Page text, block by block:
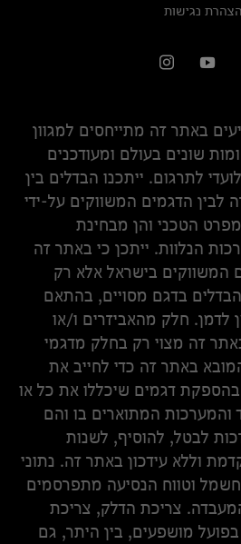
הצהרת נגישות
באתר זה מתייחסים למגוון
שונים בעולם ומעודכנים
לתרגום. ייתכנו הבדלים בין
לבין הדגמים המשווקים על-ידי
הטכני והן מבחינת
הנלוות. ייתכן כי באתר זה
המשווקים בישראל אלא רק
בדגם מסויים, בהתאם
לדמן. חלק מהאביזרים ו/או
זה מצוי רק בחלק מדגמי
באתר זה כדי לחייב את
דגמים שיכללו את כל או
והמערכות המתוארים בו והם
לבטל, להוסיף, לשנות
וללא עידכון באתר זה. נתוני
וטווח הנסיעה מתפרסמים
צריכת הדלק, צריכת
מושפעים, בין היתר, גם